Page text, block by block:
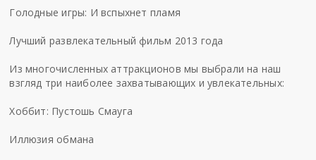
Голодные игры: И вспыхнет пламя
Лучший развлекательный фильм 2013 года
Из многочисленных аттракционов мы выбрали на наш
взгляд три наиболее захватывающих и увлекательных:
Хоббит: Пустошь Смауга
Иллюзия обмана